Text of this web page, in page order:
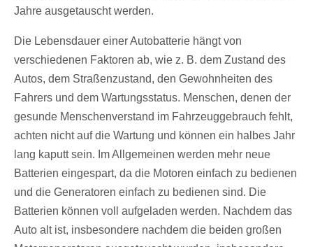
Jahre ausgetauscht werden.
Die Lebensdauer einer Autobatterie hängt von
verschiedenen Faktoren ab, wie z. B. dem Zustand des
Autos, dem Straßenzustand, den Gewohnheiten des
Fahrers und dem Wartungsstatus. Menschen, denen der
gesunde Menschenverstand im Fahrzeuggebrauch fehlt,
achten nicht auf die Wartung und können ein halbes Jahr
lang kaputt sein. Im Allgemeinen werden mehr neue
Batterien eingespart, da die Motoren einfach zu bedienen
und die Generatoren einfach zu bedienen sind. Die
Batterien können voll aufgeladen werden. Nachdem das
Auto alt ist, insbesondere nachdem die beiden großen